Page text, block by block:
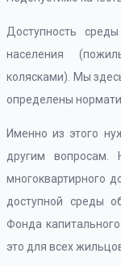
Доступность
населения
колясками). Мы
определены
Именно из этого
другим вопросам.
многоквартирного
доступной среды
Фонда
это для всех